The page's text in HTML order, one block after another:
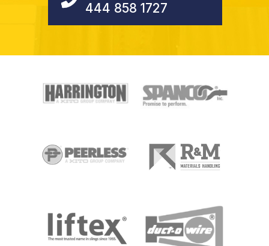
444 858 1727